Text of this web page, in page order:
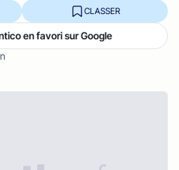
CLASSER
en favori sur Google